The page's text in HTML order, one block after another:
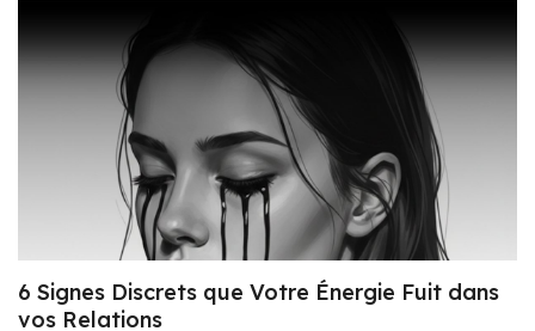
6 Signes Discrets que Votre Énergie Fuit dans
vos Relations